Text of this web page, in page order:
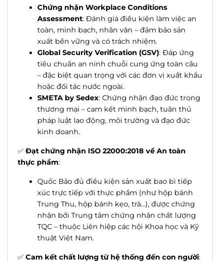
Chứng nhận Workplace Conditions
Assessment: Đánh giá điều kiện làm việc an
toàn, minh bạch, nhân văn – đảm bảo sản
xuất bền vững và có trách nhiệm.
Global Security Verification (GSV): Đáp ứng
tiêu chuẩn an ninh chuỗi cung ứng toàn cầu
– đặc biệt quan trọng với các đơn vị xuất khẩu
hoặc đối tác nước ngoài.
SMETA by Sedex: Chứng nhận đạo đức trong
thương mại – cam kết minh bạch, tuân thủ
pháp luật lao động, môi trường và đạo đức
kinh doanh.
✅ Đạt chứng nhận ISO 22000:2018 về An toàn
thực phẩm:
Quốc Bảo đủ điều kiện sản xuất bao bì tiếp
xúc trực tiếp với thực phẩm (như hộp bánh
Trung Thu, hộp bánh kẹo, trà...), được chứng
nhận bởi Trung tâm chứng nhận chất lượng
TQC – thuộc Liên hiệp các hội Khoa học và Kỹ
thuật Việt Nam.
✅ Cam kết chất lượng từ hệ thống đến con người: